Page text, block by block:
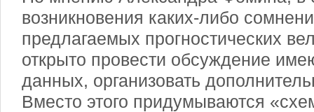
возникновения каких-либо
предлагаемых прогностических
открыто провести обсуждение
данных, организовать
Вместо этого придумываются